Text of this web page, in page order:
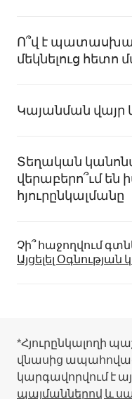
Ո՞վ է
մեկնելուց հետո
Կայանման վայր
Տեղական
վերաբերո՞ւմ են
հյուրընկալմանը
Չի՞ հաջողվում
Այցելել Օգնության
*Հյուրընկալողի
վնասից
կարգավորվում է
պայմաններով և